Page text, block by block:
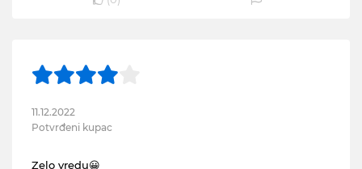
11.12.2022
Potvrđeni kupac
Zelo vredu😀